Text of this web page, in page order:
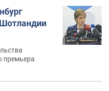
премьера